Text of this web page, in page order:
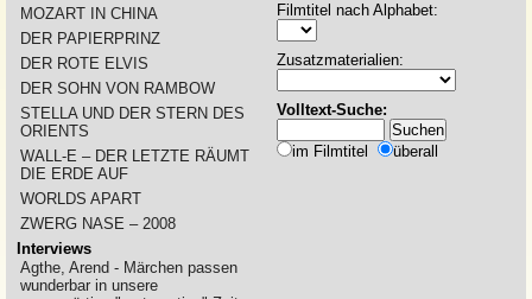
MOZART IN CHINA
DER PAPIERPRINZ
DER ROTE ELVIS
DER SOHN VON RAMBOW
STELLA UND DER STERN DES
ORIENTS
WALL-E – DER LETZTE RÄUMT
DIE ERDE AUF
WORLDS APART
ZWERG NASE – 2008
Interviews
Agthe, Arend - Märchen passen
wunderbar in unsere
Filmtitel nach Alphabet:
Zusatzmaterialien:
Volltext-Suche:
im Filmtitel überall